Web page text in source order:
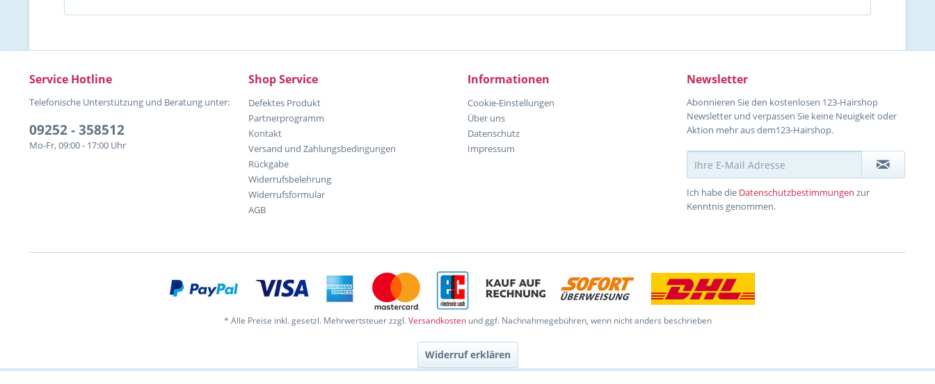
Service Hotline
Telefonische Unterstützung und Beratung unter:
09252 - 358512
Mo-Fr, 09:00 - 17:00 Uhr
Shop Service
Defektes Produkt
Partnerprogramm
Kontakt
Versand und Zahlungsbedingungen
Rückgabe
Widerrufsbelehrung
Widerrufsformular
AGB
Informationen
Cookie-Einstellungen
Über uns
Datenschutz
Impressum
Newsletter
Abonnieren Sie den kostenlosen 123-Hairshop
Newsletter und verpassen Sie keine Neuigkeit oder
Aktion mehr aus dem123-Hairshop.
Ich habe die Datenschutzbestimmungen zur
Kenntnis genommen.
* Alle Preise inkl. gesetzl. Mehrwertsteuer zzgl.Versandkostenund ggf. Nachnahmegebühren, wenn nicht anders beschrieben
Widerruf erklären